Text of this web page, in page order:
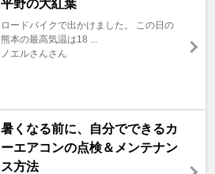
平野の大紅葉
ロードバイクで出かけました。 この日の
熊本の最高気温は18 ...
ノエルさんさん
暑くなる前に、自分でできるカ
ーエアコンの点検＆メンテナン
ス方法